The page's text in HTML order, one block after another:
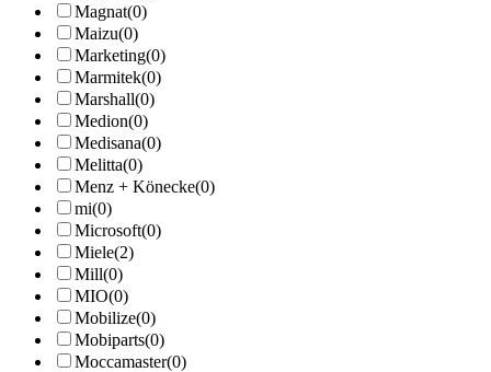
Magnat(0)
Maizu(0)
Marketing(0)
Marmitek(0)
Marshall(0)
Medion(0)
Medisana(0)
Melitta(0)
Menz + Könecke(0)
mi(0)
Microsoft(0)
Miele(2)
Mill(0)
MIO(0)
Mobilize(0)
Mobiparts(0)
Moccamaster(0)